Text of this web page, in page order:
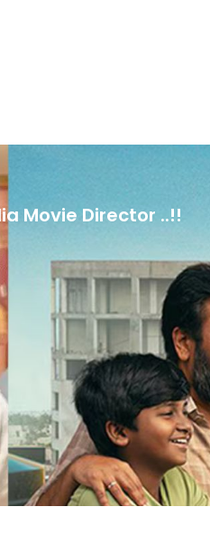
Movie Director ..!!